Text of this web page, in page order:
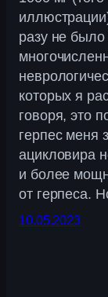
разу не
которых я
говоря, это
герпес меня
ацикловира
и более
от герпеса.
10.05.2023